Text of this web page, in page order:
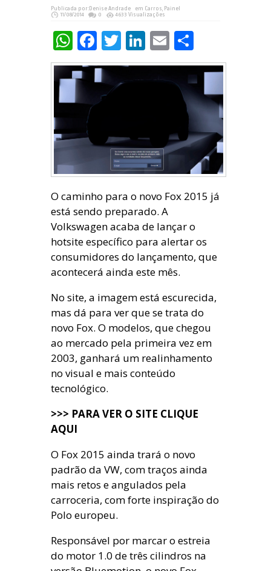
Publicada por: Denise Andrade em Carros, Painel
11/08/2014
0 4633 Visualizações
WhatsApp
Facebook
Twitter
LinkedIn
Email
O caminho para o novo Fox 2015 já
está sendo preparado. A
Volkswagen acaba de lançar o
hotsite específico para alertar os
consumidores do lançamento, que
acontecerá ainda este mês.
No site, a imagem está escurecida,
mas dá para ver que se trata do
novo Fox. O modelos, que chegou
ao mercado pela primeira vez em
2003, ganhará um realinhamento
no visual e mais conteúdo
tecnológico.
>>> PARA VER O SITE CLIQUE
AQUI
O Fox 2015 ainda trará o novo
padrão da VW, com traços ainda
mais retos e angulados pela
carroceria, com forte inspiração do
Polo europeu.
Responsável por marcar o estreia
do motor 1.0 de três cilindros na